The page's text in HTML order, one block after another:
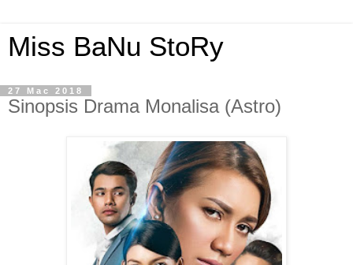
Miss BaNu StoRy
27 Mac 2018
Sinopsis Drama Monalisa (Astro)